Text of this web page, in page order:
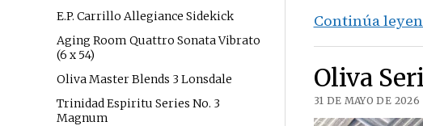
E.P. Carrillo Allegiance Sidekick
Aging Room Quattro Sonata Vibrato
(6 x 54)
Oliva Master Blends 3 Lonsdale
Trinidad Espiritu Series No. 3
Magnum
Continúa
Oliva
31 DE MAYO DE